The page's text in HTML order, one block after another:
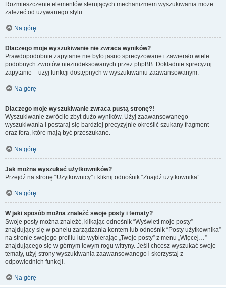
Rozmieszczenie elementów sterujących mechanizmem wyszukiwania może
zależeć od używanego stylu.
Na górę
Dlaczego moje wyszukiwanie nie zwraca wyników?
Prawdopodobnie zapytanie nie było jasno sprecyzowane i zawierało wiele
podobnych zwrotów niezindeksowanych przez phpBB. Dokładnie sprecyzuj
zapytanie – użyj funkcji dostępnych w wyszukiwaniu zaawansowanym.
Na górę
Dlaczego moje wyszukiwanie zwraca pustą stronę?!
Wyszukiwanie zwróciło zbyt dużo wyników. Użyj zaawansowanego
wyszukiwania i postaraj się bardziej precyzyjnie określić szukany fragment
oraz fora, które mają być przeszukane.
Na górę
Jak można wyszukać użytkowników?
Przejdź na stronę “Użytkownicy” i kliknij odnośnik “Znajdź użytkownika”.
Na górę
W jaki sposób można znaleźć swoje posty i tematy?
Swoje posty można znaleźć, klikając odnośnik “Wyświetl moje posty”
znajdujący się w panelu zarządzania kontem lub odnośnik “Posty użytkownika”
na stronie swojego profilu lub wybierając „Twoje posty” z menu „Więcej…”
znajdującego się w górnym lewym rogu witryny. Jeśli chcesz wyszukać swoje
tematy, użyj strony wyszukiwania zaawansowanego i skorzystaj z
odpowiednich funkcji.
Na górę